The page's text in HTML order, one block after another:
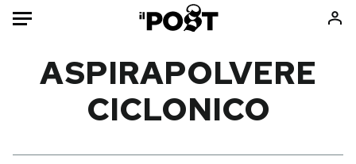
Mondo
Libri
ASPIRAPOLVERE
CICLONICO